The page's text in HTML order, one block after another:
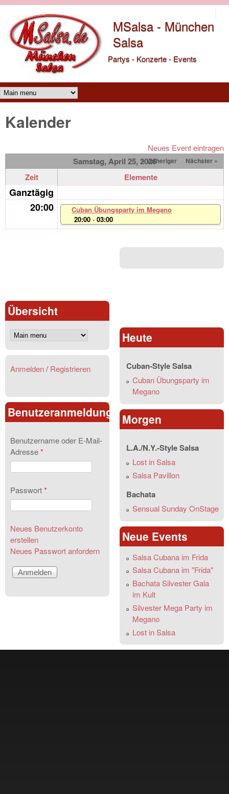
MSalsa - München
Salsa
Partys - Konzerte - Events
Main menu
Kalender
Neues Event eintragen
Samstag, April 25, 2026« Vorheriger Nächster »
Zeit Elemente
Ganztägig
20:00
Cuban Übungsparty im Megano
20:00 -03:00
Übersicht
Anmelden/ Registrieren
Benutzeranmeldung
Benutzername oder E-Mail-
Adresse*
Passwort*
Neues Benutzerkonto
erstellen
Neues Passwort anfordern
Heute
Cuban-Style Salsa
Cuban Übungsparty im
Megano
Morgen
L.A./N.Y.-Style Salsa
Lost in Salsa
Salsa Pavillon
Bachata
Sensual Sunday OnStage
Neue Events
Salsa Cubana im Frida
Salsa Cubana im "Frida"
Bachata Silvester Gala
im Kult
Silvester Mega Party im
Megano
Lost in Salsa